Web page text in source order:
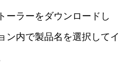
ーラーをダウンロードし
ン内で製品名を選択してイ